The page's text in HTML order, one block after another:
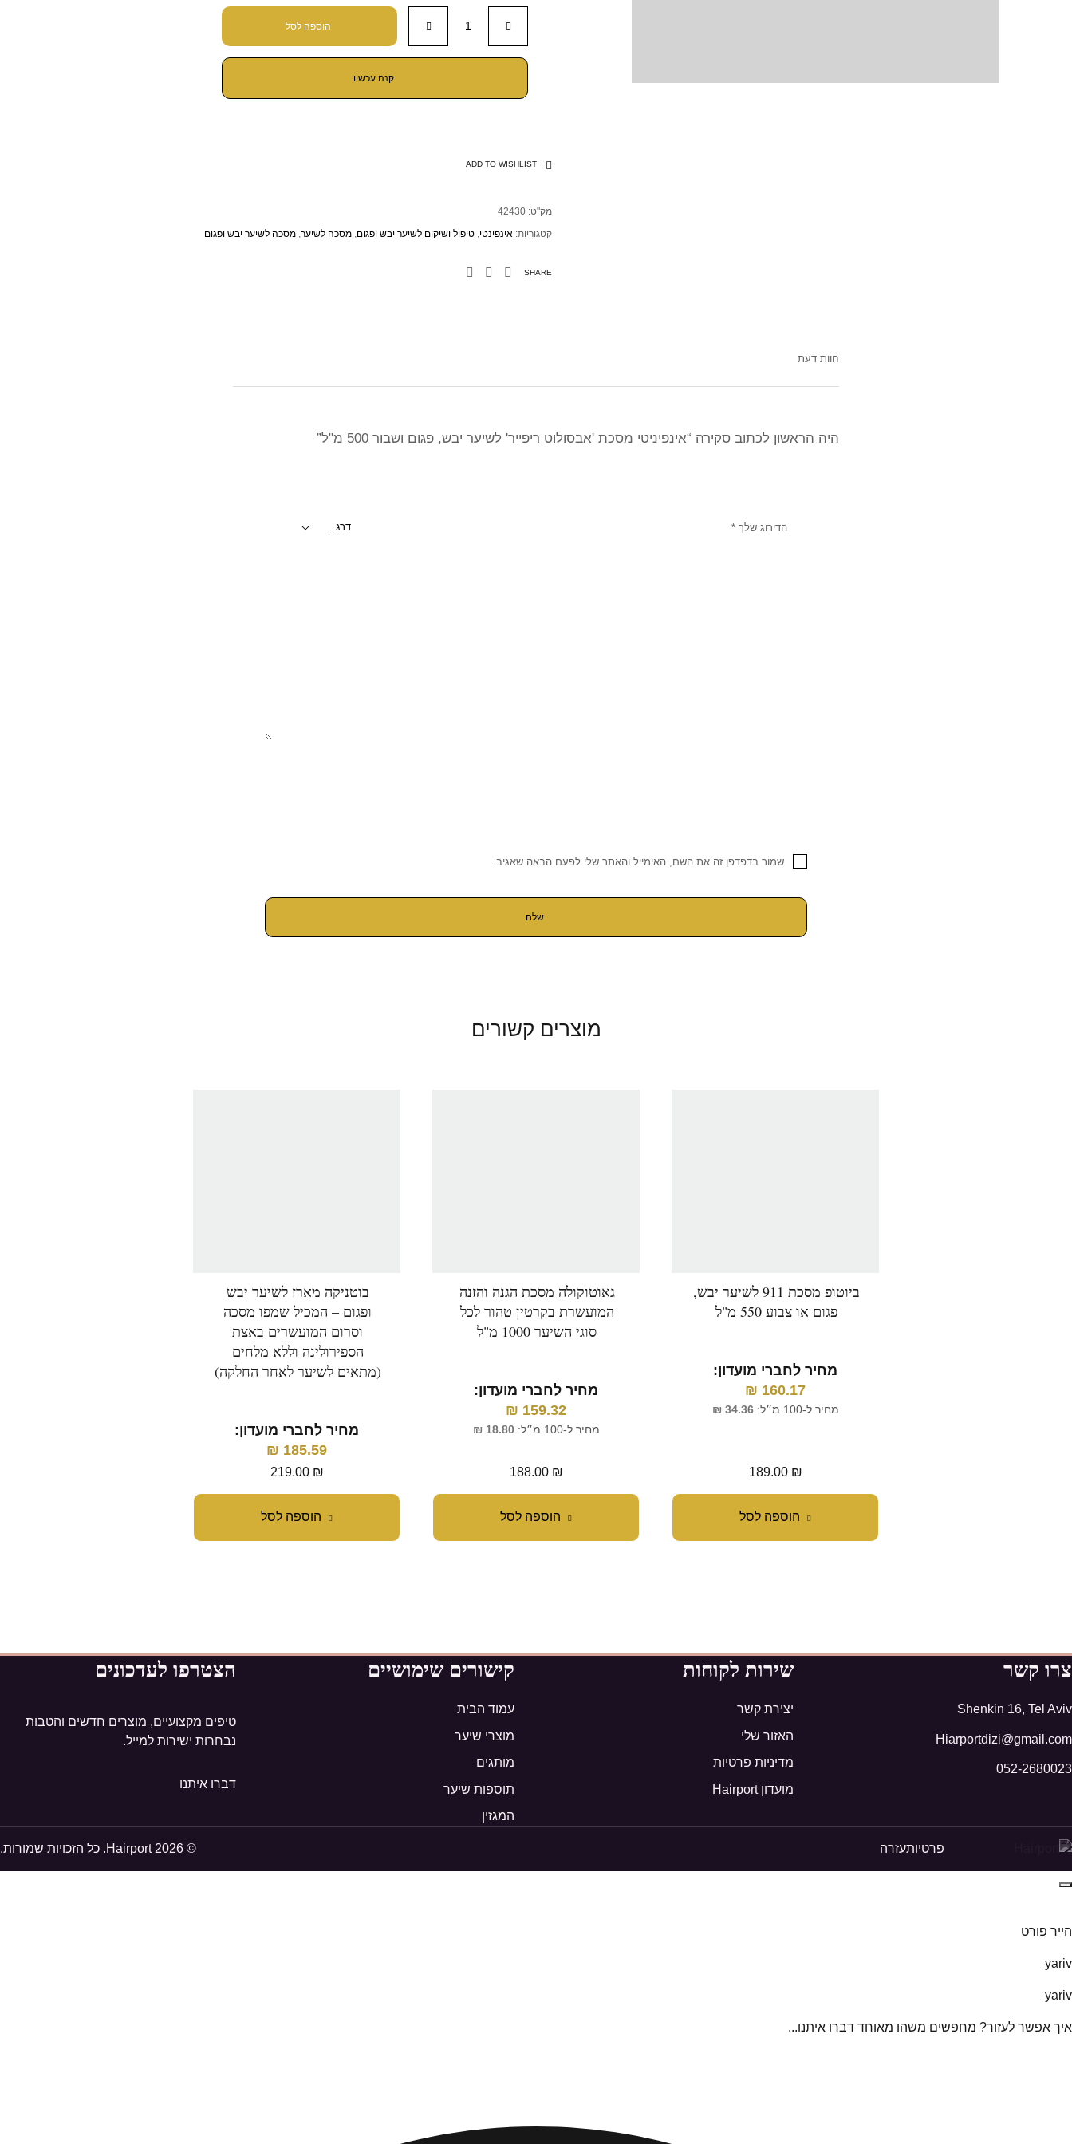
הוספה לסל
קנה עכשיו
ADD TO WISHLIST
מק"ט: 42430
קטגוריות: אינפינטי, טיפול ושיקום לשיער יבש ופגום, מסכה לשיער, מסכה לשיער יבש ופגום
SHARE
חוות דעת
היה הראשון לכתוב סקירה “אינפיניטי מסכת 'אבסולוט ריפייר' לשיער יבש, פגום ושבור 500 מ"ל”
הדירוג שלך *
שמור בדפדפן זה את השם, האימייל והאתר שלי לפעם הבאה שאגיב.
מוצרים קשורים
הוספה לסל
ביוטופ מסכת 911 לשיער יבש,
פגום או צבוע 550 מ"ל
מחיר לחברי מועדון:
160.17
₪
מחיר ל-100 מ״ל: 34.36
₪
189.00 ₪
הוספה לסל
גאוטוקולה מסכת הגנה והזנה
המועשרת בקרטין טהור לכל
סוגי השיער 1000 מ"ל
מחיר לחברי מועדון:
159.32
₪
מחיר ל-100 מ״ל: 18.80
₪
188.00 ₪
הוספה לסל
בוטניקה מארז לשיער יבש
ופגום – המכיל שמפו מסכה
וסרום המועשרים באצת
הספירולינה וללא מלחים
(מתאים לשיער לאחר החלקה)
מחיר לחברי מועדון:
185.59
₪
219.00 ₪
צרו קשר
Shenkin 16, Tel Aviv
Hiarportdizi@gmail.com
052-2680023
שירות לקוחות
יצירת קשר
האזור שלי
מדיניות פרטיות
מועדון Hairport
קישורים שימושיים
עמוד הבית
מוצרי שיער
מותגים
תוספות שיער
המגזין
הצטרפו לעדכונים
טיפים מקצועיים, מוצרים חדשים והטבות
נבחרות ישירות למייל.
דברו איתנו
פרטיותעזרה © 2026 Hairport. כל הזכויות שמורות.
הייר פורט
yariv
yariv
איך אפשר לעזור? מחפשים משהו מאוחד דברו איתנו...